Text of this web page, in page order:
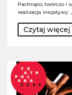
Pachnąco, twórczo i
realizacja inicjatywy:
Czytaj więcej